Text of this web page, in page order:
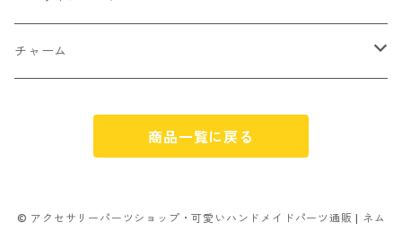
ゼリー
シーズン系
単文字
スマイル
フラワー お花
ヘアーパーツ
カニカン
OPP袋
アクリルビーズ
フレークシュガー
クリスマス
フレークシュガー
おばけ
チャーム
アルファベット
商品一覧に戻る
© アクセサリーパーツショップ・可愛いハンドメイドパーツ通販 | ネム